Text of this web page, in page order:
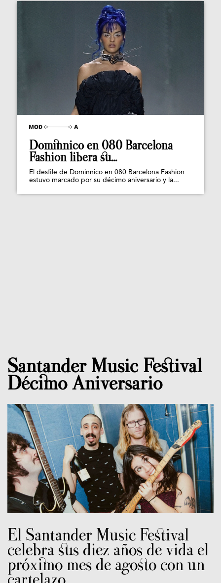
Dominnico en 080 Barcelona
Fashion libera su...
El desfile de Dominnico en 080 Barcelona Fashion
estuvo marcado por su décimo aniversario y la...
Santander Music Festival
Décimo Aniversario
El Santander Music Festival
celebra sus diez años de vida el
próximo mes de agosto con un